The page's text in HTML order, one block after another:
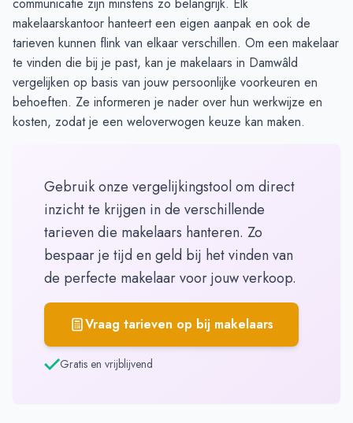
communicatie zijn minstens zo belangrijk. Elk
makelaarskantoor hanteert een eigen aanpak en ook de
tarieven kunnen flink van elkaar verschillen. Om een makelaar
te vinden die bij je past, kan je makelaars in Damwâld
vergelijken op basis van jouw persoonlijke voorkeuren en
behoeften. Ze informeren je nader over hun werkwijze en
kosten, zodat je een weloverwogen keuze kan maken.
Gebruik onze vergelijkingstool om direct
inzicht te krijgen in de verschillende
tarieven die makelaars hanteren. Zo
bespaar je tijd en geld bij het vinden van
de perfecte makelaar voor jouw verkoop.
Vraag tarieven op bij makelaars
Gratis en vrijblijvend